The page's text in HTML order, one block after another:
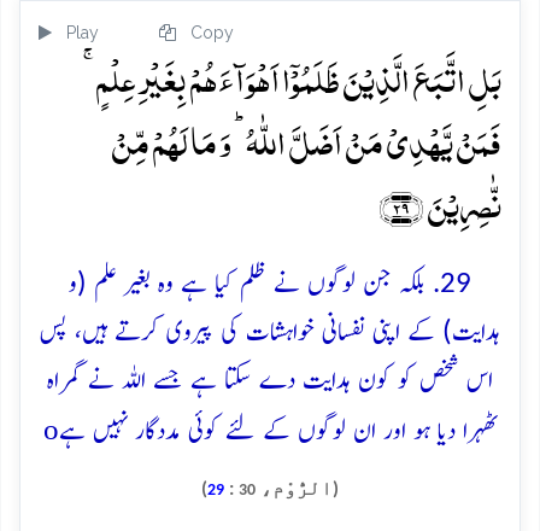
Play Copy
بَلِ اتَّبَعَ الَّذِیۡنَ ظَلَمُوۡۤا اَہۡوَآءَہُمۡ بِغَیۡرِ عِلۡمٍ ۚ
فَمَنۡ یَّہۡدِیۡ مَنۡ اَضَلَّ اللّٰہُ ؕ وَ مَا لَہُمۡ مِّنۡ
نّٰصِرِیۡنَ ﴿۲۹﴾
29. بلکہ جن لوگوں نے ظلم کیا ہے وہ بغیر علم (و
ہدایت) کے اپنی نفسانی خواہشات کی پیروی کرتے ہیں، پس
اس شخص کو کون ہدایت دے سکتا ہے جسے اللہ نے گمراہ
ٹھہرا دیا ہو اور ان لوگوں کے لئے کوئی مددگار نہیں ہےo
(الرُّوْم، 30
:
29
)